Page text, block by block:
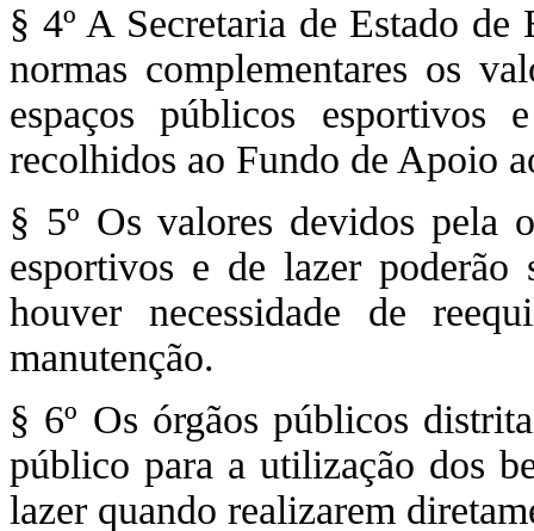
§ 4º A Secretaria de Estado
normas complementares os
espaços públicos
recolhidos ao Fundo de Apoio
§ 5º Os valores devidos pela
esportivos e de lazer poderão
houver necessidade de
manutenção.
§ 6º Os órgãos públicos
público para a utilização dos
lazer quando realizarem